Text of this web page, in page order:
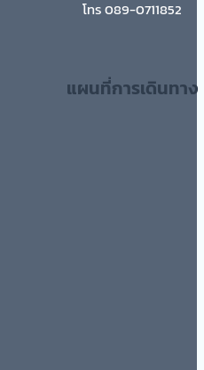
โทร 089-0711852
แผนที่การเดินทาง